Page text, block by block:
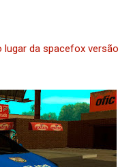
lugar da spacefox versão